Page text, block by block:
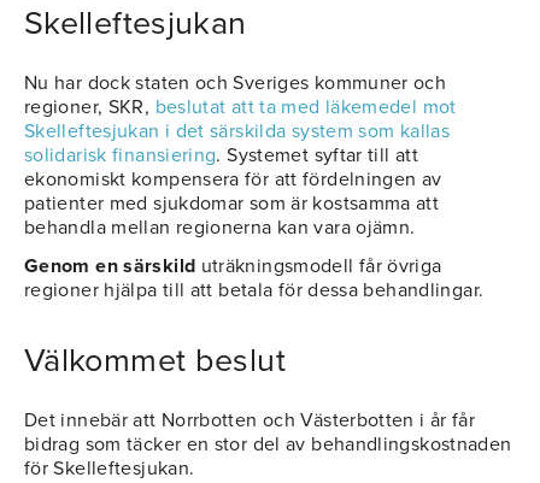
Skelleftesjukan
Nu har dock staten och Sveriges kommuner och
regioner, SKR, beslutat att ta med läkemedel mot
Skelleftesjukan i det särskilda system som kallas
solidarisk finansiering. Systemet syftar till att
ekonomiskt kompensera för att fördelningen av
patienter med sjukdomar som är kostsamma att
behandla mellan regionerna kan vara ojämn.
Genom en särskild uträkningsmodell får övriga
regioner hjälpa till att betala för dessa behandlingar.
Välkommet beslut
Det innebär att Norrbotten och Västerbotten i år får
bidrag som täcker en stor del av behandlingskostnaden
för Skelleftesjukan.